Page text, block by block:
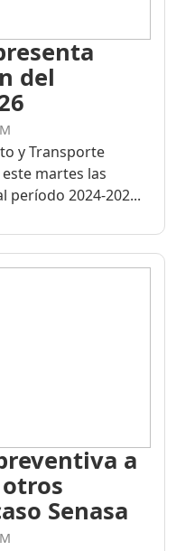
del
y Transporte
martes las
2024-202...
Senasa
del Spétimo